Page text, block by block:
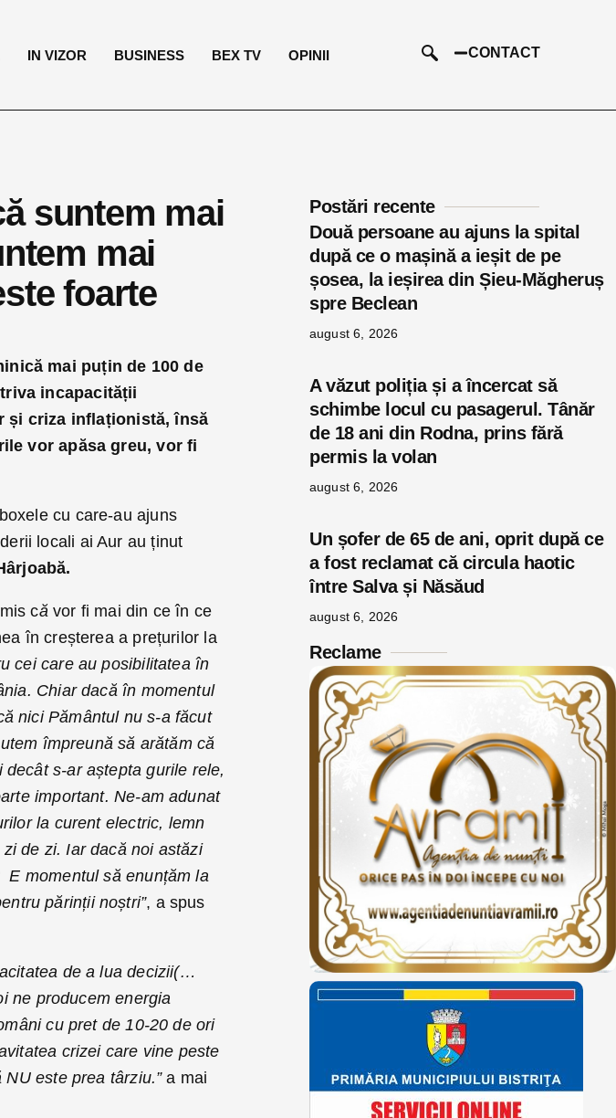
IN VIZOR BUSINESS BEX TV OPINII CONTACT
suntem mai
mai
foarte
mai puțin de 100 de
incapacității
și criza inflaționistă, însă
vor apăsa greu, vor fi
cu care-au ajuns
locali ai Aur au ținut
căvor fi mai din ce în ce
în creșterea a prețurilor la
cei care au posibilitatea în
Chiar dacă în momentul
nici Pământul nu s-a făcut
împreună să arătăm că
s-ar aștepta gurile rele,
important. Ne-am adunat
la curent electric, lemn
de zi. Iar dacă noi astăzi
momentul să enunțăm la
părinții noștri”, a spus
de a lua decizii(…
ne producem energia
cu pret de 10-20 de ori
crizei care vine peste
NU este prea târziu.”a mai
Postări recente
Două persoane au ajuns la spital
după ce o mașină a ieșit de pe
șosea, la ieșirea din Șieu-Măgheruș
spre Beclean
august 6, 2026
A văzut poliția și a încercat să
schimbe locul cu pasagerul. Tânăr
de 18 ani din Rodna, prins fără
permis la volan
august 6, 2026
Un șofer de 65 de ani, oprit după ce
a fost reclamat că circula haotic
între Salva și Năsăud
august 6, 2026
Reclame